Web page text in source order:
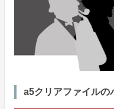
a5クリアファイルの